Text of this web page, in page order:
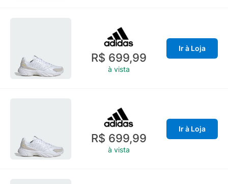
R$ 699,99
à vista
Ir à Loja
R$ 699,99
à vista
Ir à Loja